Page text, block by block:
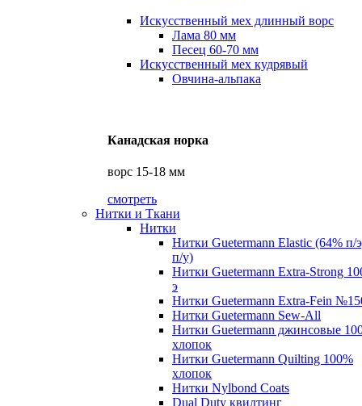
Искусственный мех длинный ворс
Лама 80 мм
Песец 60-70 мм
Искусственный мех кудрявый
Овчина-альпака
Канадская норка
ворс 15-18 мм
смотреть
Нитки и Ткани
Нитки
Нитки Guetermann Elastic (64% п/
п/у)
Нитки Guetermann Extra-Strong
э
Нитки Guetermann Extra-Fein
Нитки Guetermann Sew-All
Нитки Guetermann джинсовые
хлопок
Нитки Guetermann Quilting 100%
хлопок
Нитки Nylbond Coats
Dual Duty квилтинг